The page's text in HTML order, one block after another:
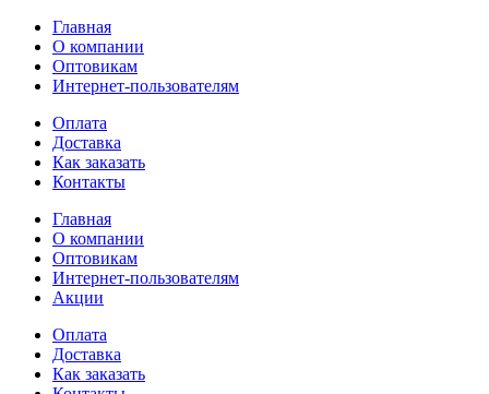
Главная
О компании
Оптовикам
Интернет-пользователям
Оплата
Доставка
Как заказать
Контакты
Главная
О компании
Оптовикам
Интернет-пользователям
Акции
Оплата
Доставка
Как заказать